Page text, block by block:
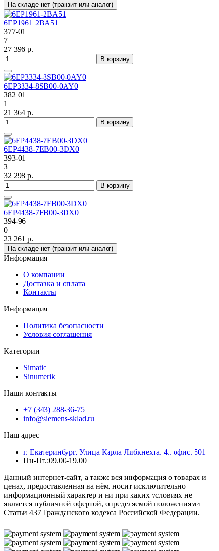
На складе нет (транзит или аналог)
6EP1961-2BA51
377-01
7
27 396 р.
В корзину
6EP3334-8SB00-0AY0
382-01
1
21 364 р.
В корзину
6EP4438-7EB00-3DX0
393-01
3
32 298 р.
В корзину
6EP4438-7FB00-3DX0
394-96
0
23 261 р.
На складе нет (транзит или аналог)
Информация
О компании
Доставка и оплата
Контакты
Информация
Политика безопасности
Условия соглашения
Категории
Simatic
Sinumerik
Наши контакты
+7 (343) 288-36-75
info@siemens-sklad.ru
Наш адрес
г. Екатеринбург, Улица Карла Либкнехта, 4., офис. 501
Пн-Пт.:09.00-19.00
Данный интернет-сайт, а также вся информация о товарах и
ценах, предоставленная на нём, носит исключительно
информационный характер и ни при каких условиях не
является публичной офертой, определяемой положениями
Статьи 437 Гражданского кодекса Российской Федерации.